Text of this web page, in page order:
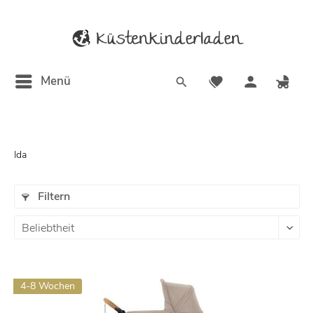
Menü
Ida
Filtern
4-8 Wochen